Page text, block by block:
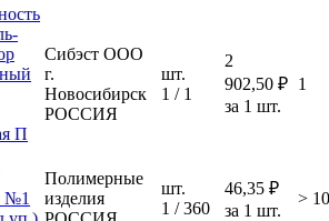
П
Сибэст ООО
г.
Новосибирск
РОССИЯ
шт.
1 / 1
2
902,50 ₽
за 1 шт.
1
№1
Полимерные
изделия
шт.
1 / 360
46,35 ₽
за 1 шт.
>